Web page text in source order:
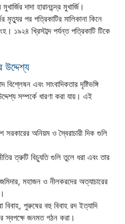
দাদা হারানচন্দ্র মুখার্জি।
মৃত্যুর পর পত্রিকাটির মালিকানা কিনে
১৯২৪ খ্রিস্টাব্দ পর্যন্ত পত্রিকাটি টিকে
উদ্দেশ্য
এবং সাংবাদিকতার দৃষ্টিভঙ্গি
সম্পর্কে ধারণা করা যায়। এই
সরকারের অনিয়ম ও স্বৈরাচারী দিক গুলি
ত্রুটি বিচ্যুতি গুলি তুলে ধরা এবং তার
মহাজন ও নীলকরদের অত্যাচারের
বিবাহ, পুরুষের বহু বিবাহ রদ ইত্যাদি
স্বপক্ষে জনমত গঠন করা।